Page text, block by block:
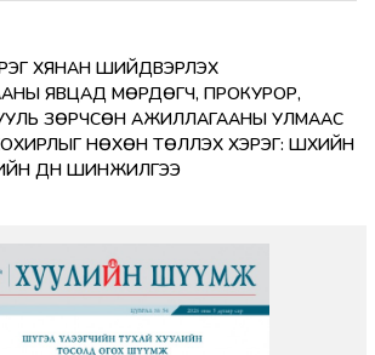
ХЯНАН ШИЙДВЭРЛЭХ
ЯВЦАД МӨРДӨГЧ, ПРОКУРОР,
ЗӨРЧСӨН АЖИЛЛАГААНЫ УЛМААС
НӨХӨН ТӨЛҮҮЛЭХ ХЭРЭГ: ШҮҮХИЙН
ДҮН ШИНЖИЛГЭЭ